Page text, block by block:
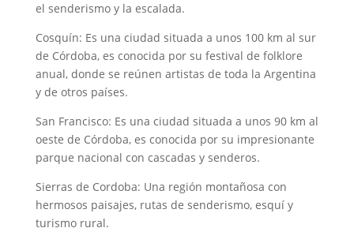
el senderismo y la escalada.
Cosquín: Es una ciudad situada a unos 100 km al sur
de Córdoba, es conocida por su festival de folklore
anual, donde se reúnen artistas de toda la Argentina
y de otros países.
San Francisco: Es una ciudad situada a unos 90 km al
oeste de Córdoba, es conocida por su impresionante
parque nacional con cascadas y senderos.
Sierras de Cordoba: Una región montañosa con
hermosos paisajes, rutas de senderismo, esquí y
turismo rural.